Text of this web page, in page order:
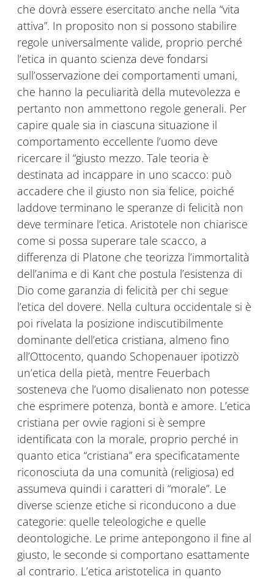
che dovrà essere esercitato anche nella “vita
attiva”. In proposito non si possono stabilire
regole universalmente valide, proprio perché
l’etica in quanto scienza deve fondarsi
sull’osservazione dei comportamenti umani,
che hanno la peculiarità della mutevolezza e
pertanto non ammettono regole generali. Per
capire quale sia in ciascuna situazione il
comportamento eccellente l’uomo deve
ricercare il “giusto mezzo. Tale teoria è
destinata ad incappare in uno scacco: può
accadere che il giusto non sia felice, poiché
laddove terminano le speranze di felicità non
deve terminare l’etica. Aristotele non chiarisce
come si possa superare tale scacco, a
differenza di Platone che teorizza l’immortalità
dell’anima e di Kant che postula l’esistenza di
Dio come garanzia di felicità per chi segue
l’etica del dovere. Nella cultura occidentale si è
poi rivelata la posizione indiscutibilmente
dominante dell’etica cristiana, almeno fino
all’Ottocento, quando Schopenauer ipotizzò
un’etica della pietà, mentre Feuerbach
sosteneva che l’uomo disalienato non potesse
che esprimere potenza, bontà e amore. L’etica
cristiana per ovvie ragioni si è sempre
identificata con la morale, proprio perché in
quanto etica “cristiana” era specificatamente
riconosciuta da una comunità (religiosa) ed
assumeva quindi i caratteri di “morale”. Le
diverse scienze etiche si riconducono a due
categorie: quelle teleologiche e quelle
deontologiche. Le prime antepongono il fine al
giusto, le seconde si comportano esattamente
al contrario. L’etica aristotelica in quanto